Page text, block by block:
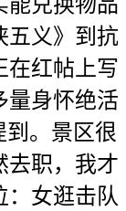
五义》到抗
在红帖上写
量身怀绝活
到。景区很
去职，我才
：女逛击队